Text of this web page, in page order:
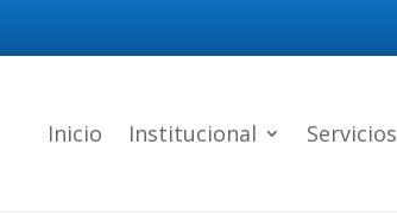
Inicio Institucional Servicios